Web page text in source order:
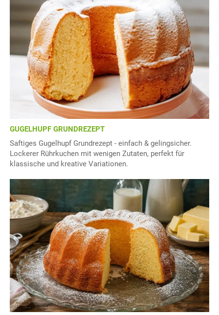
GUGELHUPF GRUNDREZEPT
Saftiges Gugelhupf Grundrezept - einfach & gelingsicher.
Lockerer Rührkuchen mit wenigen Zutaten, perfekt für
klassische und kreative Variationen.